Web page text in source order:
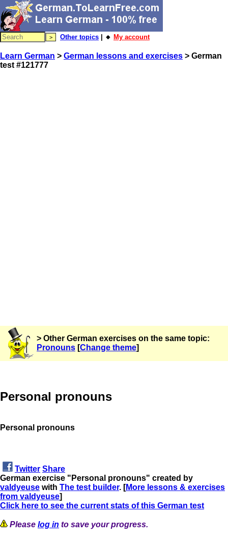
Other topics | 🔸 My account
Learn German > German lessons and exercises > German
test #121777
> Other German exercises on the same topic:
Pronouns [Change theme]
Personal pronouns
Personal pronouns
Twitter Share
German exercise "Personal pronouns" created by
valdyeuse with The test builder. [More lessons & exercises
from valdyeuse]
Click here to see the current stats of this German test
Please log in to save your progress.